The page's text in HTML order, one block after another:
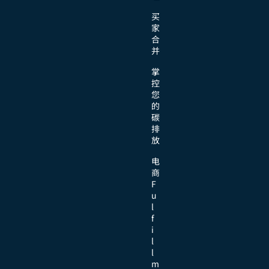
买
家
合
并
掌
控
您
的
碳
排
放
电
商
F
u
l
f
i
l
l
m